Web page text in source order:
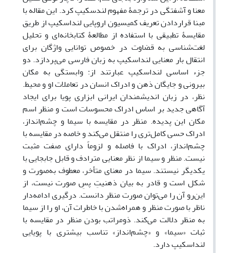
معنا و آشفتگی در ترجمۀ مفهوم لندسکیپ کرد. این مقاله با
مبنا قراردادن تعریف کمیسیون اروپایی لنداسکیپ از طریق
مقایسۀ تطبیقی با استفاده از مطالعۀ کتابخانه‌‌ای و تحلیل
لغت‌‌شناسی به قضاوت در خصوص توانایی واژ‌‌گان برای
انتقال بار معنایی لنداسکیپ به زبان فارسی می‌‌پردازد. دو
جزء اساسی لنداسکیپ عبارتند از: وابستگی به مکان
بیرونی و جایگان ذهن و ادراک انسان در تعاملات او و محیط.
نظر، در زبان اندیشمندان ایرانی ابزاری پویا برای ایجاد
آگاهی جدید بر اساس ادراک محسوسات است و منظر اسم
مکان این پدیده. منظر در مقایسه با سیما و چشم‌‌انداز،
ادراک حسی کامل‌‌تری را منتقل می‌‌کند و خاصه در مقایسه با
چشم‌‌انداز، ادراک با فاصله و لزوماً دارای صفت مثبت
نیست. منظر و سیما از نظر معنایی مترادف و قابل جابجایی با
یکدیگر نیستند. سیما در معنای متأخر، معطوف به‌صورت و
شکل است و قادر به بیان ذهنیتِ پسِ صورت نیست، از
این‌رو آن را می‌‌توان صورت منظر دانست. درگیری ادامه‌‌دار
ناظر با صورت منظر و همراه‌شدن با خاطرات آن، او را از سیما
به منظر دلالت می‌‌کند. ذومراتب بودن منظر در مقایسه با
ثبات «سیما» و «چشم‌‌انداز» تناسب بیشتری با پویایی
لنداسکیپ دارد.